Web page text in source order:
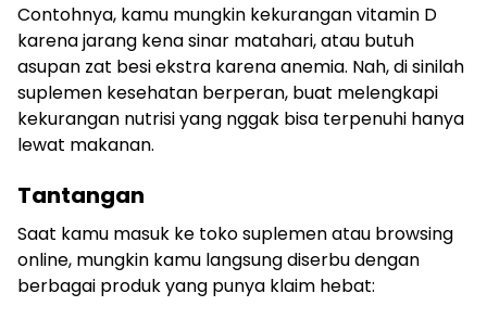
Contohnya, kamu mungkin kekurangan vitamin D
karena jarang kena sinar matahari, atau butuh
asupan zat besi ekstra karena anemia. Nah, di sinilah
suplemen kesehatan berperan, buat melengkapi
kekurangan nutrisi yang nggak bisa terpenuhi hanya
lewat makanan.
Tantangan
Saat kamu masuk ke toko suplemen atau browsing
online, mungkin kamu langsung diserbu dengan
berbagai produk yang punya klaim hebat: